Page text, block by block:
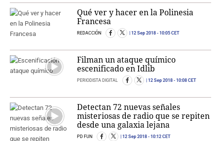
Qué ver y hacer en la Polinesia
Francesa
REDACCIÓN 12 Sep 2018 - 10:05 CET
Filman un ataque químico
escenificado en Idlib
PERIODISTA DIGITAL 12 Sep 2018 - 10:08 CET
Detectan 72 nuevas señales
misteriosas de radio que se repiten
desde una galaxia lejana
PD FUN 12 Sep 2018 - 10:12 CET